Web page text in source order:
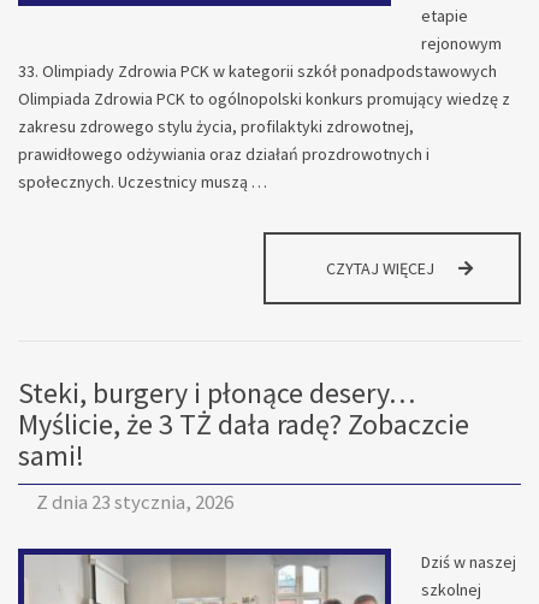
etapie
rejonowym
33. Olimpiady Zdrowia PCK w kategorii szkół ponadpodstawowych
Olimpiada Zdrowia PCK to ogólnopolski konkurs promujący wiedzę z
zakresu zdrowego stylu życia, profilaktyki zdrowotnej,
prawidłowego odżywiania oraz działań prozdrowotnych i
społecznych. Uczestnicy muszą …
CZYTAJ WIĘCEJ KOLEJNY
Steki, burgery i płonące desery…
Myślicie, że 3 TŻ dała radę? Zobaczcie
sami!
Z dnia 23 stycznia, 2026
Dziś w naszej
szkolnej